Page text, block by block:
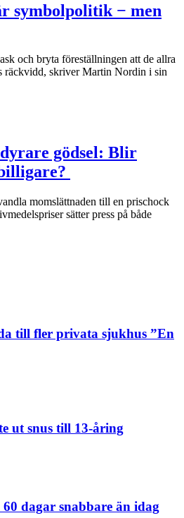
symbolpolitik − men
och bryta föreställningen att de allra
räckvidd, skriver Martin Nordin i sin
gödsel: Blir
momslättnaden till en prischock
sätter press på både
till fler privata sjukhus ”En
ut snus till 13-åring
dagar snabbare än idag